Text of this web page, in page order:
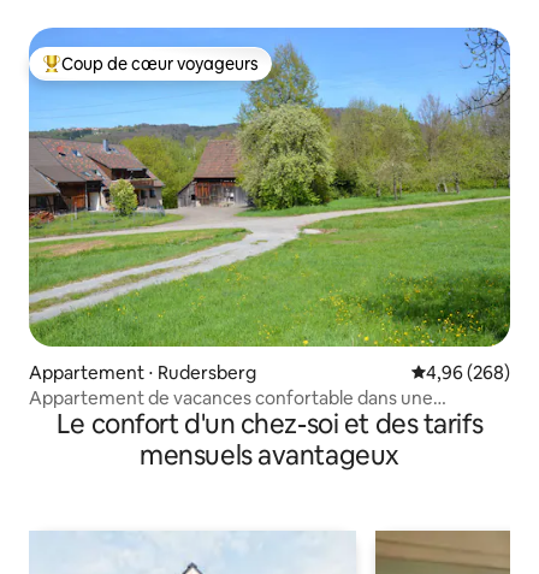
Coups de cœur voyageurs les plus appréciés
Coup de cœur voyageurs
Appartement ⋅ Rudersberg Évaluation
4,96 (268)
Appartement de vacances confortable dans une
ancienne ferme 120 m²
Le confort d'un chez-soi et des tarifs
mensuels avantageux